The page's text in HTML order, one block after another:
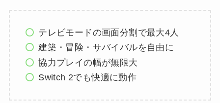
テレビモードの画面分割で最大4人
建築・冒険・サバイバルを自由に
協力プレイの幅が無限大
Switch 2でも快適に動作